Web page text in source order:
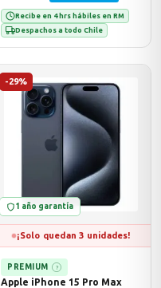
Recibe en 4 hrs hábiles en RM
Despachos a todo Chile
-29%
1 año garantía
¡Solo quedan 3 unidades!
PREMIUM ?
Apple iPhone 15 Pro Max